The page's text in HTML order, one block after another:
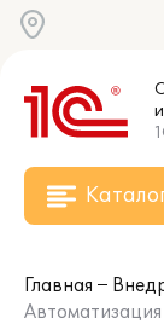
Главная
Автоматизация